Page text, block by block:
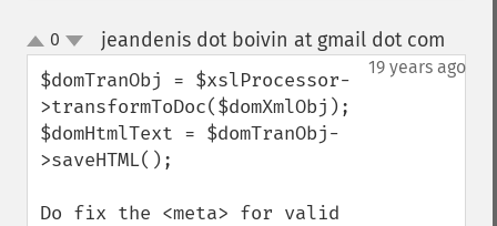
up
down
0 jeandenis dot boivin at gmail dot com
19 years ago
$domTranObj = $xslProcessor-
>transformToDoc($domXmlObj);
$domHtmlText = $domTranObj-
>saveHTML();
Do fix the <meta> for valid